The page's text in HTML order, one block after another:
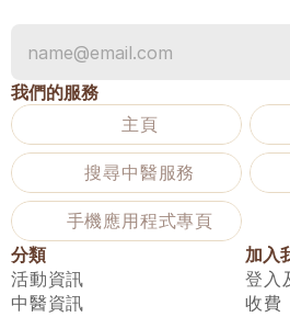
我們的服務
主頁
搜尋中醫服務
手機應用程式專頁
分類
活動資訊
中醫資訊
加入
登入
收費